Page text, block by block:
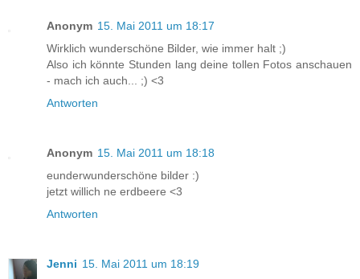
Anonym 15. Mai 2011 um 18:17
Wirklich wunderschöne Bilder, wie immer halt ;)
Also ich könnte Stunden lang deine tollen Fotos anschauen
- mach ich auch... ;) <3
Antworten
Anonym 15. Mai 2011 um 18:18
eunderwunderschöne bilder :)
jetzt willich ne erdbeere <3
Antworten
Jenni 15. Mai 2011 um 18:19